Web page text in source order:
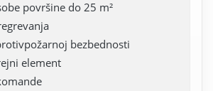
površine do 25 m²
bezbednosti
element